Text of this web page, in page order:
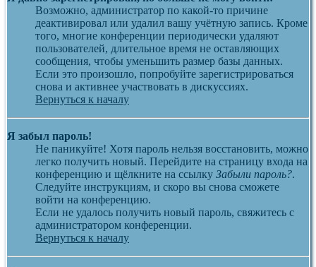
Возможно, администратор по какой-то причине
деактивировал или удалил вашу учётную запись. Кроме
того, многие конференции периодически удаляют
пользователей, длительное время не оставляющих
сообщения, чтобы уменьшить размер базы данных.
Если это произошло, попробуйте зарегистрироваться
снова и активнее участвовать в дискуссиях.
Вернуться к началу
Я забыл пароль!
Не паникуйте! Хотя пароль нельзя восстановить, можно
легко получить новый. Перейдите на страницу входа на
конференцию и щёлкните на ссылку Забыли пароль?.
Следуйте инструкциям, и скоро вы снова сможете
войти на конференцию.
Если не удалось получить новый пароль, свяжитесь с
администратором конференции.
Вернуться к началу